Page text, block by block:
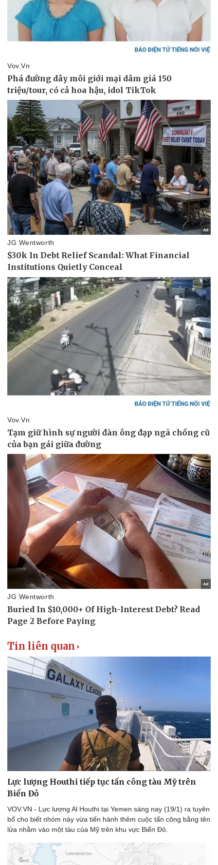
Vụ án
Tin nóng
Tư vấn luật
Vũ khí
Phân tích
Tin liên quan
Lực lượng Houthi tiếp tục tấn công tàu Mỹ trên
Biển Đỏ
VOV.VN - Lực lượng Al Houthi tại Yemen sáng nay (19/1) ra tuyên
bố cho biết nhóm này vừa tiến hành thêm cuộc tấn công bằng tên
lửa nhằm vào một tàu của Mỹ trên khu vực Biển Đỏ.